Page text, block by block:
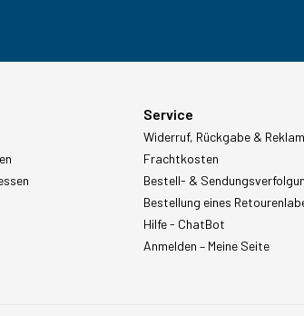
Service
Widerruf, Rückgabe &
Frachtkosten
Bestell- &
Bestellung eines
Hilfe - ChatBot
Anmelden – Meine Seite